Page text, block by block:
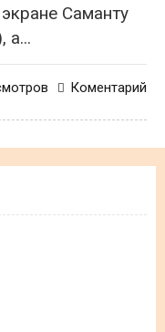
Саманту
а...
Коментарий